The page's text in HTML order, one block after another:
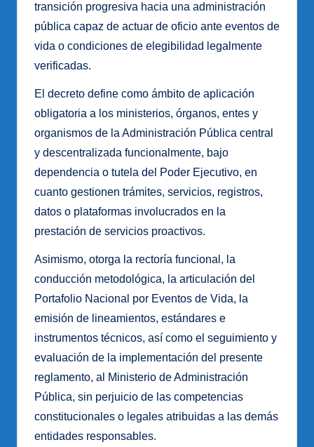
transición progresiva hacia una administración
pública capaz de actuar de oficio ante eventos de
vida o condiciones de elegibilidad legalmente
verificadas.
El decreto define como ámbito de aplicación
obligatoria a los ministerios, órganos, entes y
organismos de la Administración Pública central
y descentralizada funcionalmente, bajo
dependencia o tutela del Poder Ejecutivo, en
cuanto gestionen trámites, servicios, registros,
datos o plataformas involucrados en la
prestación de servicios proactivos.
Asimismo, otorga la rectoría funcional, la
conducción metodológica, la articulación del
Portafolio Nacional por Eventos de Vida, la
emisión de lineamientos, estándares e
instrumentos técnicos, así como el seguimiento y
evaluación de la implementación del presente
reglamento, al Ministerio de Administración
Pública, sin perjuicio de las competencias
constitucionales o legales atribuidas a las demás
entidades responsables.